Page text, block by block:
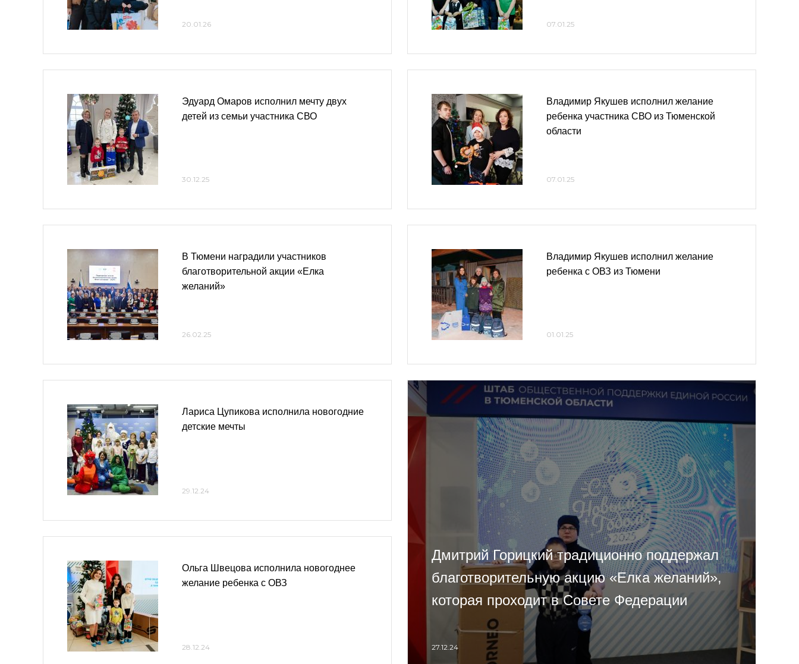
20.01.26
Эдуард Омаров исполнил мечту двух
детей из семьи участника СВО
30.12.25
В Тюмени наградили участников
благотворительной акции «Елка
желаний»
26.02.25
07.01.25
Владимир Якушев исполнил желание
ребенка участника СВО из Тюменской
области
07.01.25
Владимир Якушев исполнил желание
ребенка с ОВЗ из Тюмени
01.01.25
Лариса Цупикова исполнила новогодние
детские мечты
29.12.24
Ольга Швецова исполнила новогоднее
желание ребенка с ОВЗ
28.12.24
Дмитрий Горицкий традиционно поддержал
благотворительную акцию «Елка желаний»,
которая проходит в Совете Федерации
27.12.24